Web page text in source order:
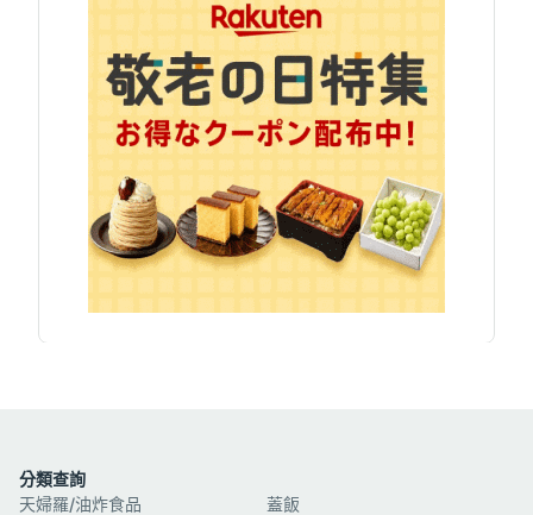
分類查詢
天婦羅/油炸食品
蓋飯